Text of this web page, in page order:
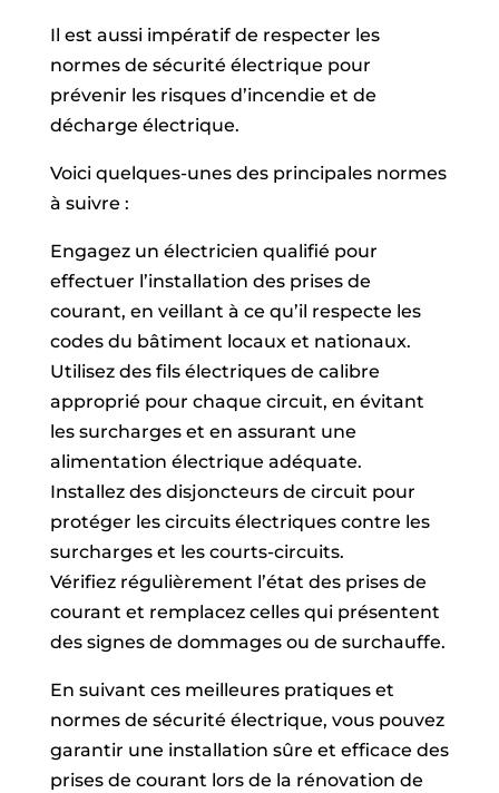
Il est aussi impératif de respecter les
normes de sécurité électrique pour
prévenir les risques d’incendie et de
décharge électrique.
Voici quelques-unes des principales normes
à suivre :
Engagez un électricien qualifié pour
effectuer l’installation des prises de
courant, en veillant à ce qu’il respecte les
codes du bâtiment locaux et nationaux.
Utilisez des fils électriques de calibre
approprié pour chaque circuit, en évitant
les surcharges et en assurant une
alimentation électrique adéquate.
Installez des disjoncteurs de circuit pour
protéger les circuits électriques contre les
surcharges et les courts-circuits.
Vérifiez régulièrement l’état des prises de
courant et remplacez celles qui présentent
des signes de dommages ou de surchauffe.
En suivant ces meilleures pratiques et
normes de sécurité électrique, vous pouvez
garantir une installation sûre et efficace des
prises de courant lors de la rénovation de